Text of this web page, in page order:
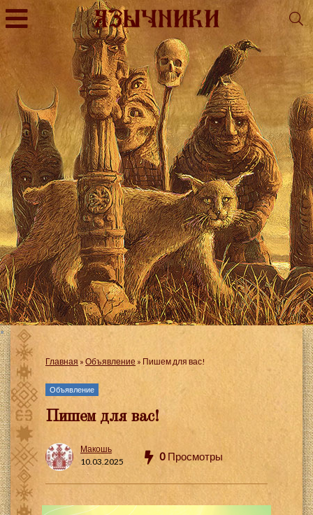
Главная » Объявление » Пишем для вас!
Объявление
Пишем для вас!
Макошь
10.03.2025
0 Просмотры